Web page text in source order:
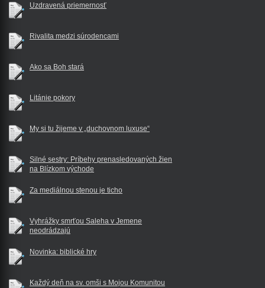
Uzdravená priemernosť
Rivalita medzi súrodencami
Ako sa Boh stará
Litánie pokory
My si tu žijeme v „duchovnom luxuse“
Silné sestry: Príbehy prenasledovaných žien
na Blízkom východe
Za mediálnou stenou je ticho
Vyhrážky smrťou Saleha v Jemene
neodrádzajú
Novinka: biblické hry
Každý deň na sv. omši s Mojou Komunitou